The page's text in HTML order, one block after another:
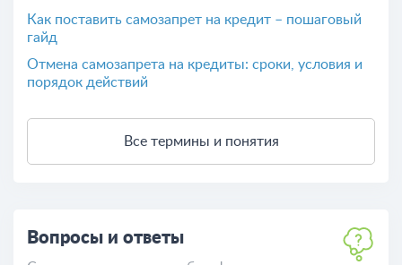
Как поставить самозапрет на кредит – пошаговый
гайд
Отмена самозапрета на кредиты: сроки, условия и
порядок действий
Все термины и понятия
Вопросы и ответы